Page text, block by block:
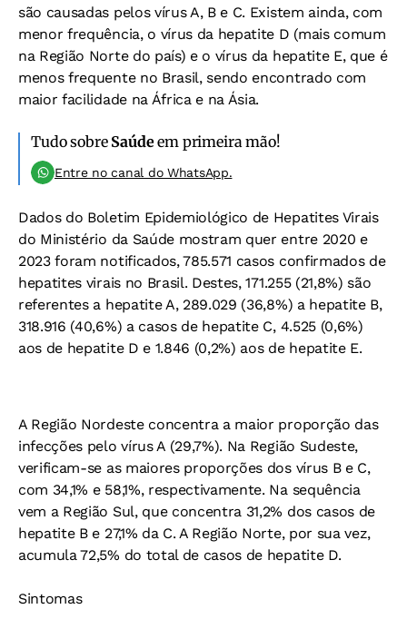
são causadas pelos vírus A, B e C. Existem ainda, com
menor frequência, o vírus da hepatite D (mais comum
na Região Norte do país) e o vírus da hepatite E, que é
menos frequente no Brasil, sendo encontrado com
maior facilidade na África e na Ásia.
Tudo sobre Saúdeem primeira mão!
Entre no canal do WhatsApp.
Dados do Boletim Epidemiológico de Hepatites Virais
do Ministério da Saúde mostram quer entre 2020 e
2023 foram notificados, 785.571 casos confirmados de
hepatites virais no Brasil. Destes, 171.255 (21,8%) são
referentes a hepatite A, 289.029 (36,8%) a hepatite B,
318.916 (40,6%) a casos de hepatite C, 4.525 (0,6%)
aos de hepatite D e 1.846 (0,2%) aos de hepatite E.
A Região Nordeste concentra a maior proporção das
infecções pelo vírus A (29,7%). Na Região Sudeste,
verificam-se as maiores proporções dos vírus B e C,
com 34,1% e 58,1%, respectivamente. Na sequência
vem a Região Sul, que concentra 31,2% dos casos de
hepatite B e 27,1% da C. A Região Norte, por sua vez,
acumula 72,5% do total de casos de hepatite D.
Sintomas